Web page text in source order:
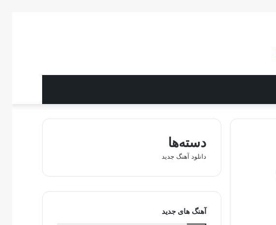
دسته‌ها
دانلود آهنگ جدید
آهنگ های جدید